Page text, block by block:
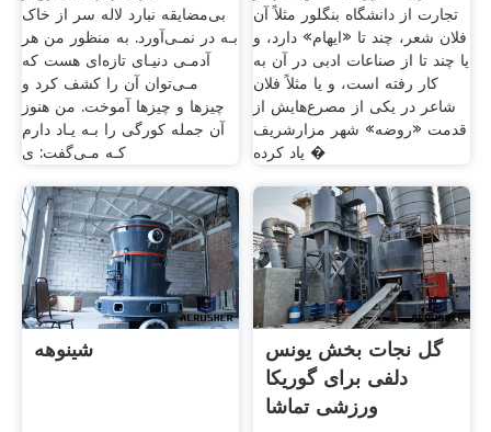
بی‌مضایقه نبارد لاله سر از خاک
بـه در نمـی‌آورد. به منظور من هر
آدمـی دنیـای تازه‌ای هست که
مـی‌توان آن را کشف کرد و
چیزها و چیزها آموخت. من هنوز
آن جمله کورگی را بـه یـاد دارم
کـه مـی‌گفت: ی
تجارت از دانشگاه بنگلور مثلاً آن
فلان شعر، چند تا «ایهام» دارد، و
یا چند تا از صناعات ادبی در آن به
کار رفته است، و یا مثلاً فلان
شاعر در یکی از مصرع‌هایش از
قدمت «روضه» شهر مزارشریف
یاد کرده �
شینوهه
گل نجات بخش یونس
دلفی برای گوریکا
ورزشی تماشا